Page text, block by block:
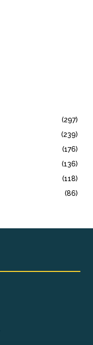
(297)
(239)
(176)
(136)
(118)
(86)